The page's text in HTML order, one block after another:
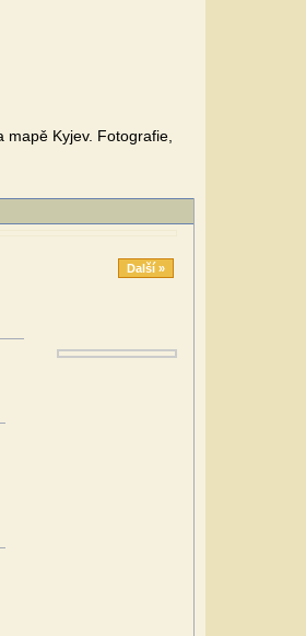
Kyjev. Fotografie,
Další »